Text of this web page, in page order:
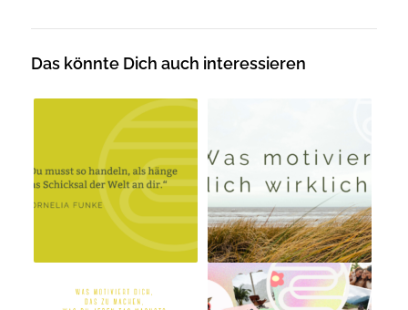
Das könnte Dich auch interessieren